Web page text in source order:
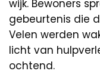
wijk. Bewoners
gebeurtenis die
Velen werden
licht van
ochtend.